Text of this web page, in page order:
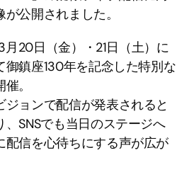
公開されました。
20日（金）・21日（土）に
御鎮座130年を記念した特別な
。
ョンで配信が発表されると
SNSでも当日のステージへ
配信を心待ちにする声が広が